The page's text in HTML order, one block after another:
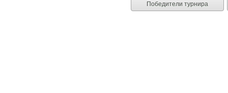
Победители турнира